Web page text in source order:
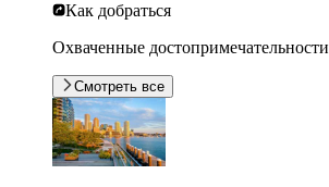
Как добраться
Охваченные достопримечательности
Смотреть все